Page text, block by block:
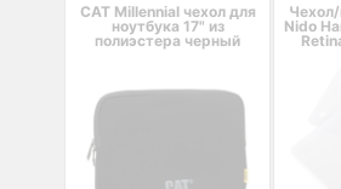
CAT Millennial чехол для
ноутбука 17" из
полиэстера черный
Nido